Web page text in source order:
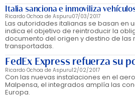
Italia sanciona e inmoviliza
Ricardo Ochoa de Aspuru07/03/2017
Las autoridades italianas se basan en
indica el objetivo de reintroducir la
documento del origen y destino de las
transportadas.
FedEx Express refuerza su
Ricardo Ochoa de Aspuru12/02/2017
Con las nuevas instalaciones en el
Malpensa, el integrados amplía las
Europa.